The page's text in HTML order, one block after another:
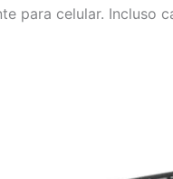
para celular. Incluso